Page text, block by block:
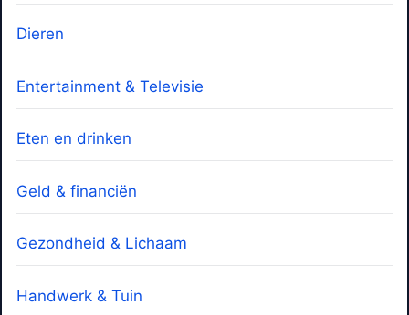
Dieren
Entertainment & Televisie
Eten en drinken
Geld & financiën
Gezondheid & Lichaam
Handwerk & Tuin